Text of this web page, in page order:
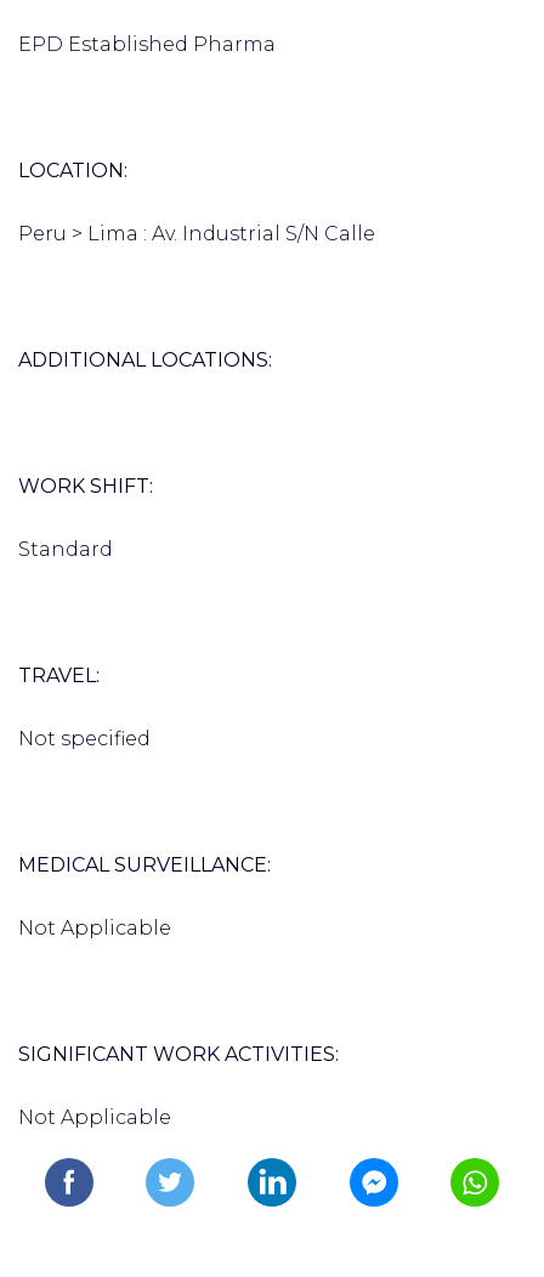
EPD Established Pharma
LOCATION:
Peru > Lima : Av. Industrial S/N Calle
ADDITIONAL LOCATIONS:
WORK SHIFT:
Standard
TRAVEL:
Not specified
MEDICAL SURVEILLANCE:
Not Applicable
SIGNIFICANT WORK ACTIVITIES:
Not Applicable